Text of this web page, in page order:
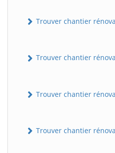
Trouver chantier
Trouver chantier
Trouver chantier
Trouver chantier